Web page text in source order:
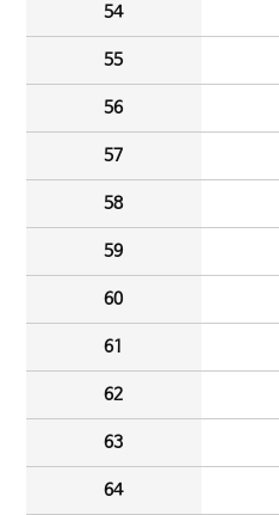
54
55
56
57
58
59
60
61
62
63
64